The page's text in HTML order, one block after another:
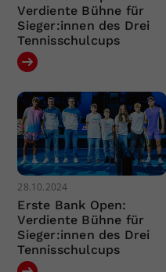
Verdiente Bühne für
Sieger:innen des Drei
Tennisschulcups
28.10.2024
Erste Bank Open:
Verdiente Bühne für
Sieger:innen des Drei
Tennisschulcups